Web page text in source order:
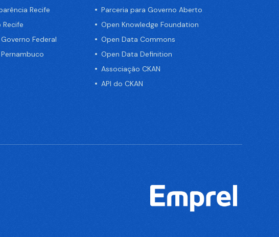
Recife
Recife
Federal
Parceria para Governo Aberto
Open Knowledge Foundation
Open Data Commons
Open Data Definition
Associação CKAN
API do CKAN